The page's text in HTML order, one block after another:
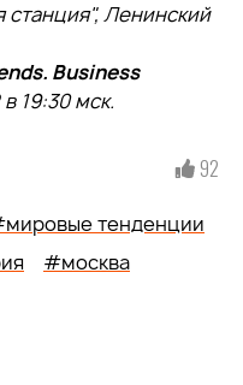
станция", Ленинский
Business
19:30 мск.
92
тенденции
#москва